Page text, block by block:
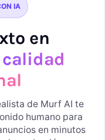
IA
en
de Murf AI te
humano para
en minutos